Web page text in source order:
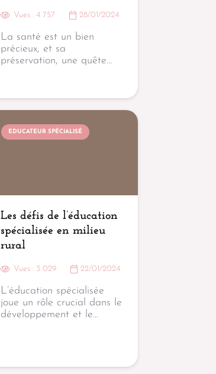
Vues : 4 757 28/01/2024
La santé est un bien
précieux, et sa
préservation, une quête…
EDUCATEUR SPÉCIALISÉ
Les défis de l’éducation
spécialisée en milieu
rural
Vues : 3 029 22/01/2024
L’éducation spécialisée
joue un rôle crucial dans le
développement et le…